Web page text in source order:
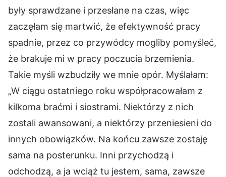
były sprawdzane i przesłane na czas, więc
zaczęłam się martwić, że efektywność pracy
spadnie, przez co przywódcy mogliby pomyśleć,
że brakuje mi w pracy poczucia brzemienia.
Takie myśli wzbudziły we mnie opór. Myślałam:
„W ciągu ostatniego roku współpracowałam z
kilkoma braćmi i siostrami. Niektórzy z nich
zostali awansowani, a niektórzy przeniesieni do
innych obowiązków. Na końcu zawsze zostaję
sama na posterunku. Inni przychodzą i
odchodzą, a ja wciąż tu jestem, sama, zawsze